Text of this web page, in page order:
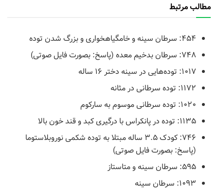
مطالب مرتبط
۴۵۴: سرطان سینه و خامگیاهخواری و بزرگ شدن توده
۷۴۸: سرطان بدخیم معده (پاسخ: بصورت فایل صوتی)
۱۰۱۷: توده‌هایی در سینه‌ دختر ۱۶ ساله
۱۱۷۲: توده سرطانی در مثانه
۱۰۲۰: توده سرطانی موسوم به سارکوم
۱۱۳۵: توده در پانکراس با درگیری کبد و قند خون بالا
۷۴۶: کودک ۳.۵ ساله مبتلا به توده شکمی نوروبلاستوما
(پاسخ: بصورت فایل صوتی)
۵۹۵: سرطان سینه و متاستاز
۱۰۹۳: سرطان سینه